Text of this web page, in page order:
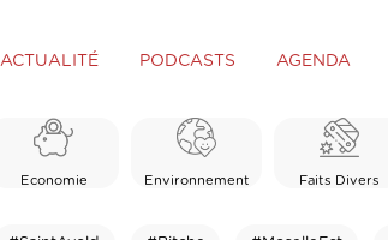
ACTUALITÉ PODCASTS AGENDA
Economie Environnement Faits Divers